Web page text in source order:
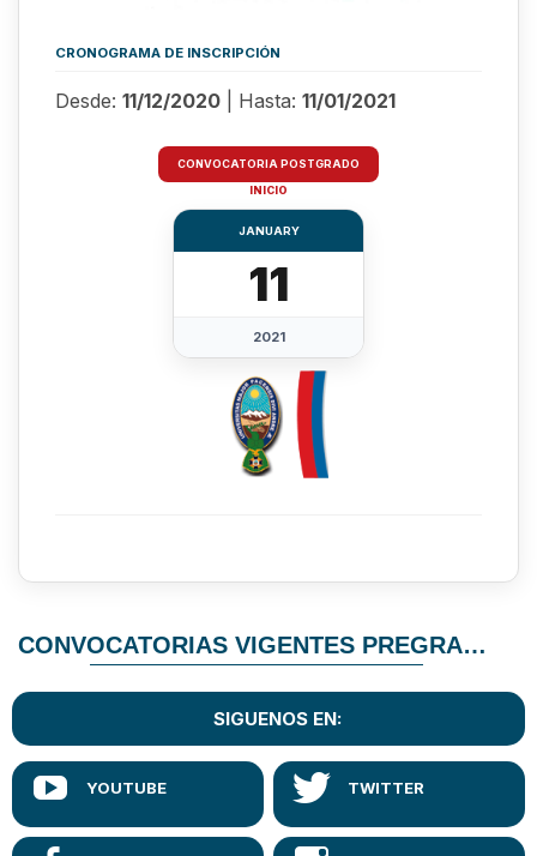
CONVOCATORIA POSTGRADO
INICIO
JANUARY
11
2021
CRONOGRAMA DE INSCRIPCIÓN
Desde: 11/12/2020 | Hasta: 11/01/2021
CONVOCATORIAS VIGENTES PREGRADO
SIGUENOS EN: